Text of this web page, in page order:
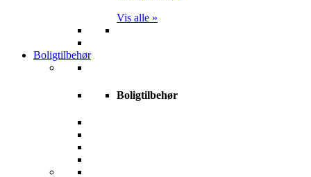
Vis alle »
Boligtilbehør
Boligtilbehør